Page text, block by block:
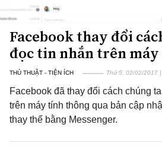
Facebook thay đổi
đọc tin nhắn trên
THỦ THUẬT - TIỆN ÍCH Thứ 5, 02/02/2017
Facebook đã thay đổi cách chúng
trên máy tính thông qua bản cập
thay thế bằng Messenger.